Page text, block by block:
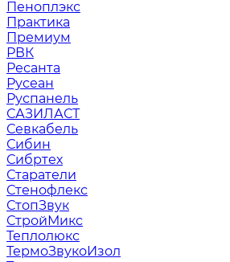
Пеноплэкс
Практика
Премиум
РВК
Ресанта
Русеан
Руспанель
САЗИЛАСТ
Севкабель
Сибин
Сибртех
Старатели
Стенофлекс
СтопЗвук
СтройМикс
Теплолюкс
ТермоЗвукоИзол